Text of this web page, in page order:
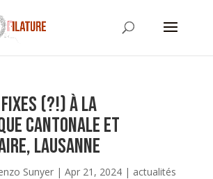
(?!) à la
cantonale et
Lausanne
Sunyer| Apr 21, 2024| actualités